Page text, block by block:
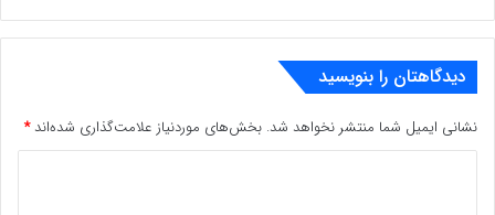
دیدگاهتان را بنویسید
نشانی ایمیل شما منتشر نخواهد شد. بخش‌های موردنیاز علامت‌گذاری شده‌اند*